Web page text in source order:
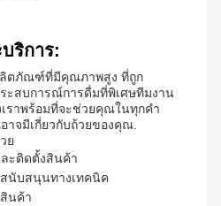
ริการ:
ลิตภัณฑ์ที่มีคุณภาพสูง ที่ถูก
ะสบการณ์การดื่มที่พิเศษทีมงาน
ราพร้อมที่จะช่วยคุณในทุกคํา
าจมีเกี่ยวกับถ้วยของคุณ.
ย
ะติดตั้งสินค้า
นับสนุนทางเทคนิค
นค้า